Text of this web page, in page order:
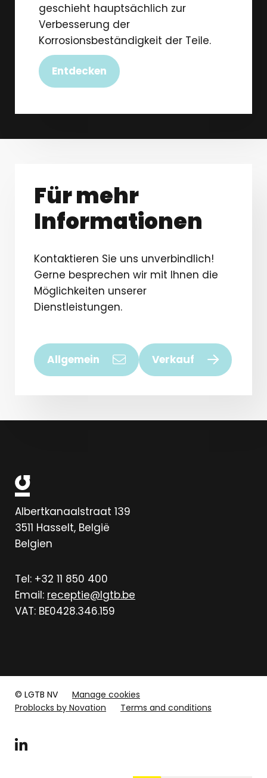
geschieht hauptsächlich zur
Verbesserung der
Korrosionsbeständigkeit der Teile.
Entdecken
Für mehr
Informationen
Kontaktieren Sie uns unverbindlich!
Gerne besprechen wir mit Ihnen die
Möglichkeiten unserer
Dienstleistungen.
Allgemein Verkauf
Albertkanaalstraat 139
3511 Hasselt, België
Belgien
Tel: +32 11 850 400
Email: receptie@lgtb.be
VAT: BE0428.346.159
© LGTB NV
Manage cookies
Problocks by Novation
Terms and conditions
LinkedIn